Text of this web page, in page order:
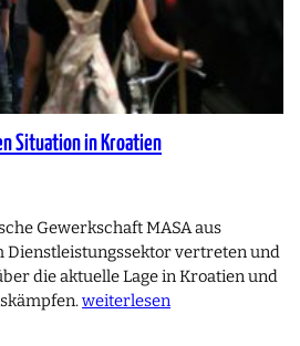
Situation in Kroatien
Gewerkschaft MASA aus
Dienstleistungssektor vertreten und
die aktuelle Lage in Kroatien und
weiterlesen